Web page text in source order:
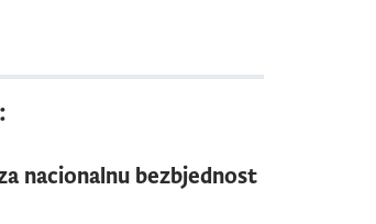
nacionalnu bezbjednost